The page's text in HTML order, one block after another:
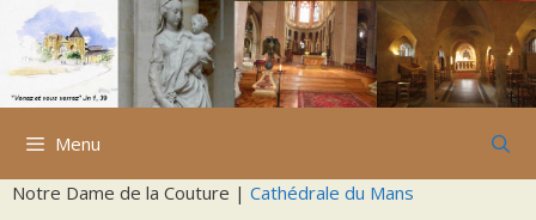
Aller
contenu
Menu
Notre Dame de la Couture | Cathédrale du Mans